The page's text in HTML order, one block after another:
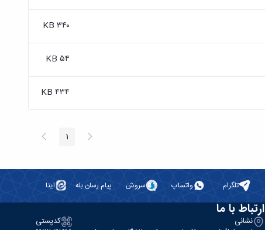
۳۴۰ KB
۵۴ KB
۴۳۴ KB
پیغام صفحه1 صفحه
تلگرام واتساپ سروش پیام رسان بله ایتا
ارتباط با ما
نشانی کدپستی